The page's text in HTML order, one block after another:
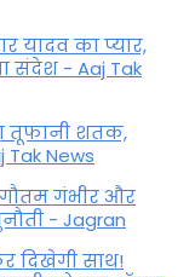
यादव का प्यार,
संदेश - Aaj Tak
तूफानी शतक,
News
गौतम गंभीर और
- Jagran
दिखेगी साथ!